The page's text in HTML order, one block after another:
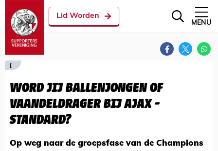
Lid Worden
MENU
[
WORD JIJ BALLENJONGEN OF
VAANDELDRAGER BIJ AJAX -
STANDARD?
Op weg naar de groepsfase van de Champions